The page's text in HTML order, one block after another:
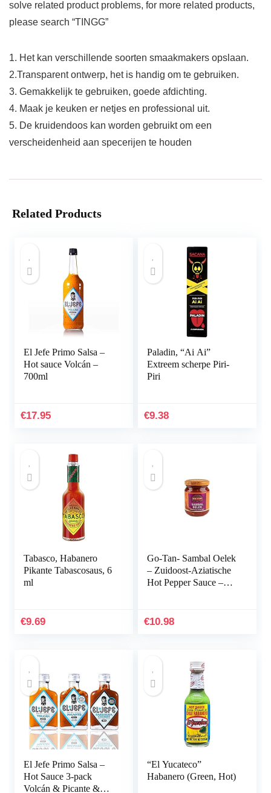
solve related product problems, for more related products,
please search “TINGG”
1. Het kan verschillende soorten smaakmakers opslaan.
2.Transparent ontwerp, het is handig om te gebruiken.
3. Gemakkelijk te gebruiken, goede afdichting.
4. Maak je keuken er netjes en professional uit.
5. De kruidendoos kan worden gebruikt om een ​​
verscheidenheid aan specerijen te houden
Related Products
El Jefe Primo Salsa –
Hot sauce Volcán –
700ml
€17.95
Paladin, “Ai Ai”
Extreem scherpe Piri-
Piri
€9.38
Tabasco, Habanero
Pikante Tabascosaus, 6
ml
€9.69
Go-Tan- Sambal Oelek
– Zuidoost-Aziatische
Hot Pepper Sauce –
€10.98
El Jefe Primo Salsa –
Hot Sauce 3-pack
Volcán & Picante &
“El Yucateco”
Habanero (Green, Hot)